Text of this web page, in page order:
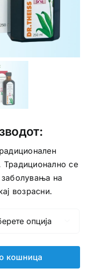
Традиционално се
заболувања на
возрасни.
кошница